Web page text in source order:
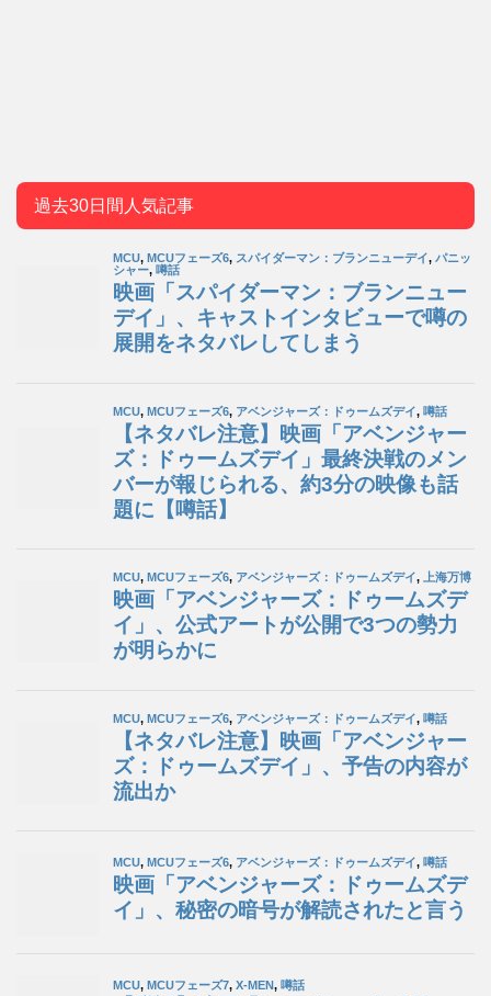
過去30日間人気記事